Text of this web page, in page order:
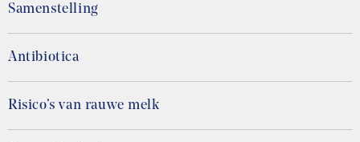
Samenstelling
Antibiotica
Risico’s van rauwe melk